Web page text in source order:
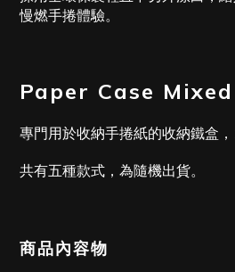
慢燃手捲體驗。
Paper Case Mixed
專門用於收納手捲紙的收納鐵盒，
共有五種款式，為隨機出貨。
商品內容物